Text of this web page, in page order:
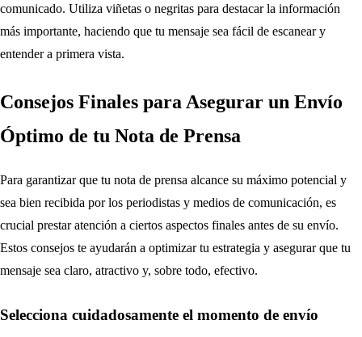
comunicado. Utiliza viñetas o negritas para destacar la información
más importante, haciendo que tu mensaje sea fácil de escanear y
entender a primera vista.
Consejos Finales para Asegurar un Envío
Óptimo de tu Nota de Prensa
Para garantizar que tu nota de prensa alcance su máximo potencial y
sea bien recibida por los periodistas y medios de comunicación, es
crucial prestar atención a ciertos aspectos finales antes de su envío.
Estos consejos te ayudarán a optimizar tu estrategia y asegurar que tu
mensaje sea claro, atractivo y, sobre todo, efectivo.
Selecciona cuidadosamente el momento de envío